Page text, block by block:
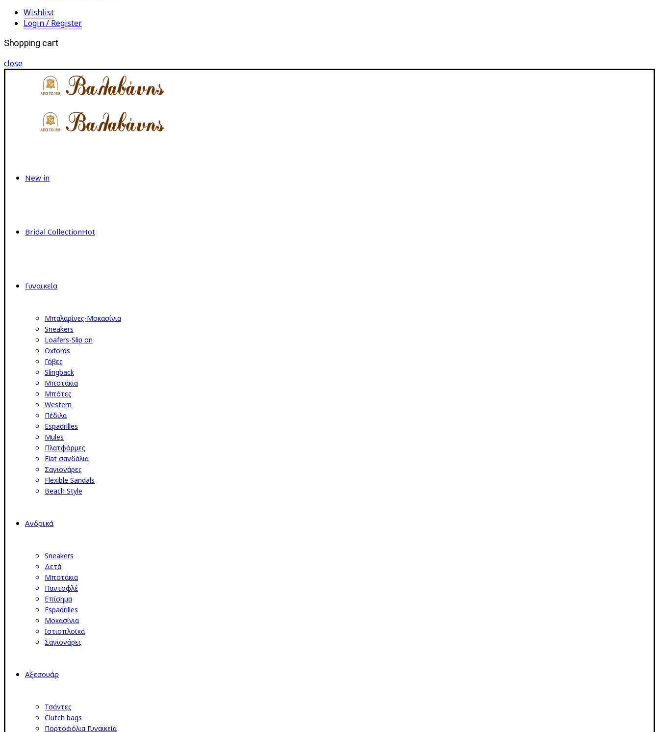
Wishlist
Login / Register
Shopping cart
close
New in
Bridal CollectionHot
Γυναικεία
Μπαλαρίνες-Μοκασίνια
Sneakers
Loafers-Slip on
Oxfords
Γόβες
Slingback
Μποτάκια
Μπότες
Western
Πέδιλα
Espadrilles
Mules
Πλατφόρμες
Flat σανδάλια
Σαγιονάρες
Flexible Sandals
Beach Style
Ανδρικά
Sneakers
Δετά
Μποτάκια
Παντοφλέ
Επίσημα
Espadrilles
Μοκασίνια
Ιστιοπλοϊκά
Σαγιονάρες
Αξεσουάρ
Τσάντες
Clutch bags
Πορτοφόλια Γυναικεία